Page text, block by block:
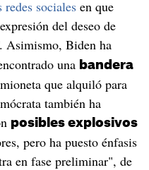
socialesen que
del deseo de
Asimismo, Biden ha
una bandera
que alquiló para
también ha
posibles explosivos
pero ha puesto énfasis
en fase preliminar", de